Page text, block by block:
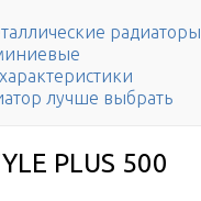
радиаторы
лучше выбрать
PLUS 500